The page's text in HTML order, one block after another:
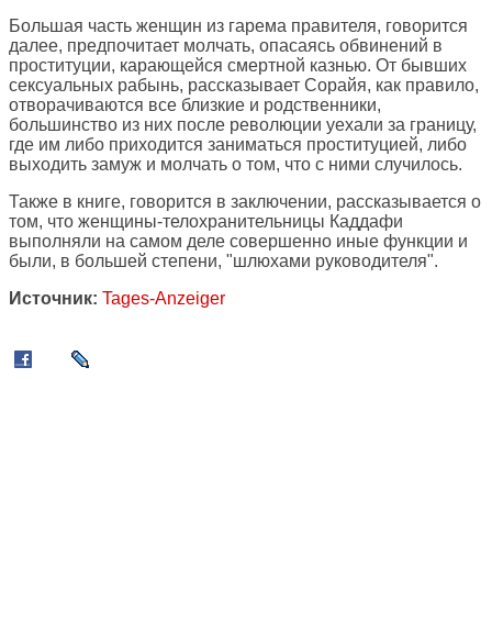
Большая часть женщин из гарема правителя, говорится
далее, предпочитает молчать, опасаясь обвинений в
проституции, карающейся смертной казнью. От бывших
сексуальных рабынь, рассказывает Сорайя, как правило,
отворачиваются все близкие и родственники,
большинство из них после революции уехали за границу,
где им либо приходится заниматься проституцией, либо
выходить замуж и молчать о том, что с ними случилось.
Также в книге, говорится в заключении, рассказывается о
том, что женщины-телохранительницы Каддафи
выполняли на самом деле совершенно иные функции и
были, в большей степени, "шлюхами руководителя".
Источник: Tages-Anzeiger